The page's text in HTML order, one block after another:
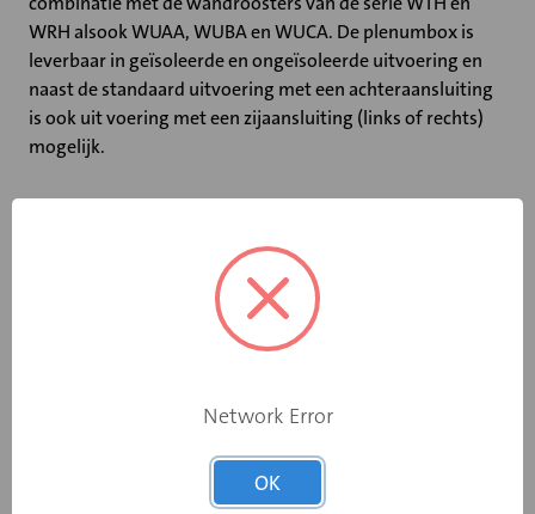
WRH alsook WUAA, WUBA en WUCA. De plenumbox is
leverbaar in geïsoleerde en ongeïsoleerde uitvoering en
naast de standaard uitvoering met een achteraansluiting
is ook uit voering met een zijaansluiting (links of rechts)
mogelijk.
825
Nee
Network Error
OK